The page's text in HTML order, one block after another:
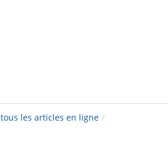
tous les articles en ligne /